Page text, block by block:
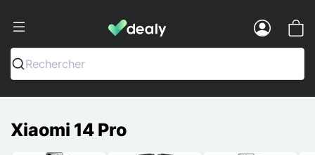
Dealy - Fundas y accesorios para
Rechercher
Xiaomi 14 Pro